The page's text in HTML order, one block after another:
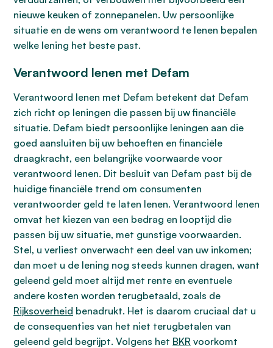
nieuwe keuken of zonnepanelen. Uw persoonlijke
situatie en de wens om verantwoord te lenen bepalen
welke lening het beste past.
Verantwoord lenen met Defam
Verantwoord lenen met Defam betekent dat Defam
zich richt op leningen die passen bij uw financiële
situatie. Defam biedt persoonlijke leningen aan die
goed aansluiten bij uw behoeften en financiële
draagkracht, een belangrijke voorwaarde voor
verantwoord lenen. Dit besluit van Defam past bij de
huidige financiële trend om consumenten
verantwoorder geld te laten lenen. Verantwoord lenen
omvat het kiezen van een bedrag en looptijd die
passen bij uw situatie, met gunstige voorwaarden.
Stel, u verliest onverwacht een deel van uw inkomen;
dan moet u de lening nog steeds kunnen dragen, want
geleend geld moet altijd met rente en eventuele
andere kosten worden terugbetaald, zoals de
Rijksoverheid benadrukt. Het is daarom cruciaal dat u
de consequenties van het niet terugbetalen van
geleend geld begrijpt. Volgens het BKR voorkomt